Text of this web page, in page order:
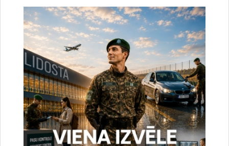
valsts austrumu robežas tehnoloģisko kapacitāti,” uzsver
projekta “Automatizētās robežu uzraudzības infrastruktūra”
vadītājs pulkvedis O. Gaidamovičs.
Projekts “Automatizētās robežu uzraudzības infrastruktūra” ir
stratēģisks ieguldījums Latvijas drošībā, kas uzlabo
robežuzraudzības efektivitāti un reaģēšanas spējas. Izbūvētā
tehnoloģiskā bāze veido pamatu modernai, integrētai un
ilgtspējīgai robežas uzraudzības sistēmai, vienlaikus stiprinot
Eiropas Savienības ārējās robežas aizsardzību un
starpinstitucionālo sadarbību.